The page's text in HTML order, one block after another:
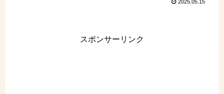
2025.05.15
スポンサーリンク